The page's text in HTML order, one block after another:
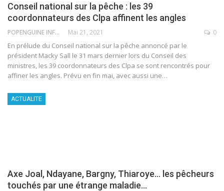
Conseil national sur la pêche : les 39
coordonnateurs des Clpa affinent les angles
POPENGUINE INFO Mai 21, 2021 0
En prélude du Conseil national sur la pêche annoncé par le
président Macky Sall le 31 mars dernier lors du Conseil des
ministres, les 39 coordonnateurs des Clpa se sont rencontrés pour
affiner les angles. Prévu en fin mai, avec aussi une…
ACTUALITE
Axe Joal, Ndayane, Bargny, Thiaroye… les pêcheurs
touchés par une étrange maladie…